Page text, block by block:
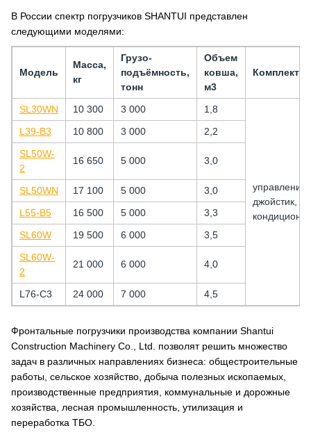
В России спектр погрузчиков SHANTUI представлен
следующими моделями:
Модель
Масса,
кг
Грузо-
подъёмность,
тонн
Объем
ковша,
м3
SL30WN 10 300 3 000 1,8
управление
джойстик,
L39-B3 10 800 3 000
2,2
SL50W-
2
16 650 5 000 3,0
SL50WN 17 100 5 000
3,0
L55-B5
16 500 5 000
3,3
SL60W
19 500 6 000
3,5
SL60W-
2
21 000 6 000 4,0
L76-C3 24 000 7 000 4,5
Фронтальные погрузчики производства компании Shantui
Construction Machinery Co., Ltd. позволят решить множество
задач в различных направлениях бизнеса: общестроительные
работы, сельское хозяйство, добыча полезных ископаемых,
производственные предприятия, коммунальные и дорожные
хозяйства, лесная промышленность, утилизация и
переработка ТБО.